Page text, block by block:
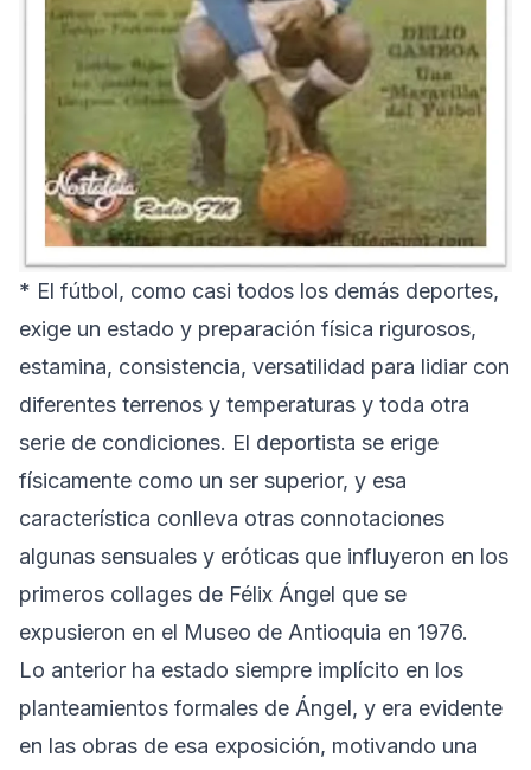
* El fútbol, como casi todos los demás deportes,
exige un estado y preparación física rigurosos,
estamina, consistencia, versatilidad para lidiar con
diferentes terrenos y temperaturas y toda otra
serie de condiciones. El deportista se erige
físicamente como un ser superior, y esa
característica conlleva otras connotaciones
algunas sensuales y eróticas que influyeron en los
primeros collages de Félix Ángel que se
expusieron en el Museo de Antioquia en 1976.
Lo anterior ha estado siempre implícito en los
planteamientos formales de Ángel, y era evidente
en las obras de esa exposición, motivando una